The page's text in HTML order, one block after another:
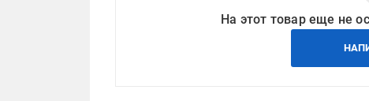
На этот товар еще не